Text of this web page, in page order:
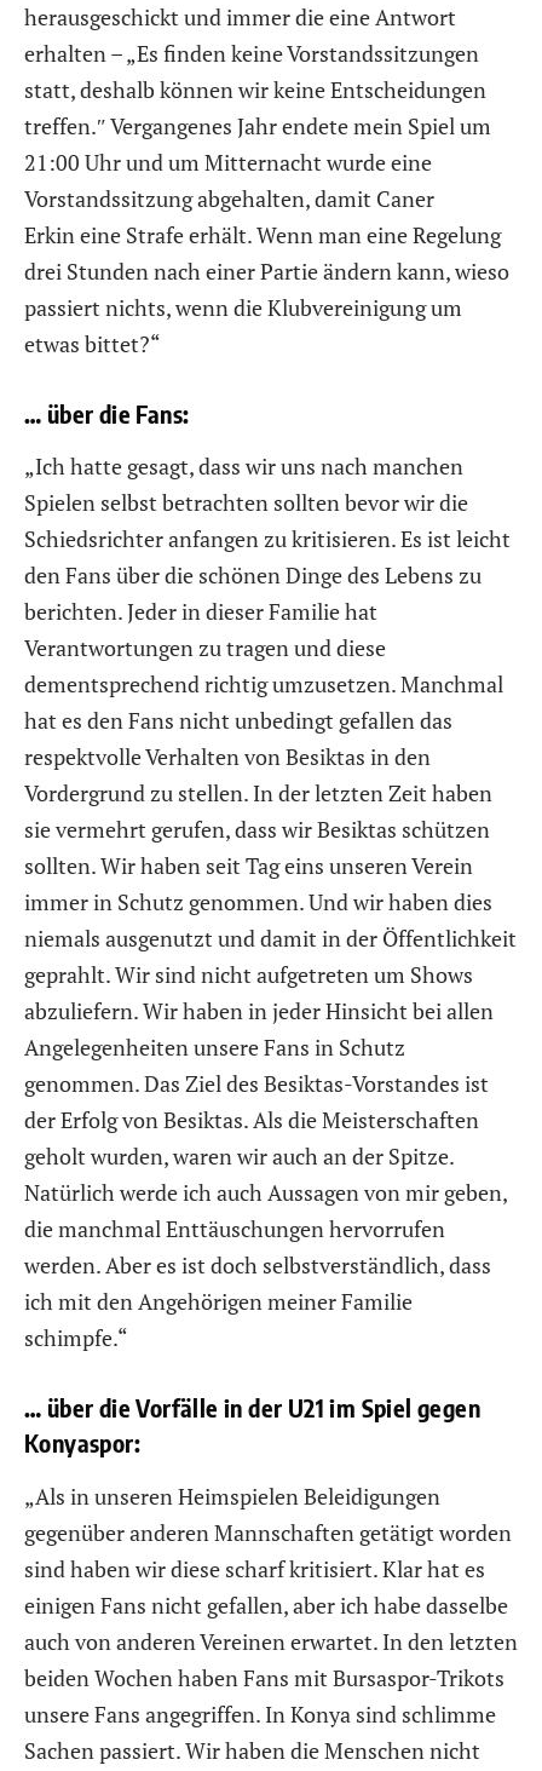
herausgeschickt und immer die eine Antwort
erhalten – „Es finden keine Vorstandssitzungen
statt, deshalb können wir keine Entscheidungen
treffen.″ Vergangenes Jahr endete mein Spiel um
21:00 Uhr und um Mitternacht wurde eine
Vorstandssitzung abgehalten, damit Caner
Erkin eine Strafe erhält. Wenn man eine Regelung
drei Stunden nach einer Partie ändern kann, wieso
passiert nichts, wenn die Klubvereinigung um
etwas bittet?“
… über die Fans:
„Ich hatte gesagt, dass wir uns nach manchen
Spielen selbst betrachten sollten bevor wir die
Schiedsrichter anfangen zu kritisieren. Es ist leicht
den Fans über die schönen Dinge des Lebens zu
berichten. Jeder in dieser Familie hat
Verantwortungen zu tragen und diese
dementsprechend richtig umzusetzen. Manchmal
hat es den Fans nicht unbedingt gefallen das
respektvolle Verhalten von Besiktas in den
Vordergrund zu stellen. In der letzten Zeit haben
sie vermehrt gerufen, dass wir Besiktas schützen
sollten. Wir haben seit Tag eins unseren Verein
immer in Schutz genommen. Und wir haben dies
niemals ausgenutzt und damit in der Öffentlichkeit
geprahlt. Wir sind nicht aufgetreten um Shows
abzuliefern. Wir haben in jeder Hinsicht bei allen
Angelegenheiten unsere Fans in Schutz
genommen. Das Ziel des Besiktas-Vorstandes ist
der Erfolg von Besiktas. Als die Meisterschaften
geholt wurden, waren wir auch an der Spitze.
Natürlich werde ich auch Aussagen von mir geben,
die manchmal Enttäuschungen hervorrufen
werden. Aber es ist doch selbstverständlich, dass
ich mit den Angehörigen meiner Familie
schimpfe.“
… über die Vorfälle in der U21 im Spiel gegen
Konyaspor:
„Als in unseren Heimspielen Beleidigungen
gegenüber anderen Mannschaften getätigt worden
sind haben wir diese scharf kritisiert. Klar hat es
einigen Fans nicht gefallen, aber ich habe dasselbe
auch von anderen Vereinen erwartet. In den letzten
beiden Wochen haben Fans mit Bursaspor-Trikots
unsere Fans angegriffen. In Konya sind schlimme
Sachen passiert. Wir haben die Menschen nicht